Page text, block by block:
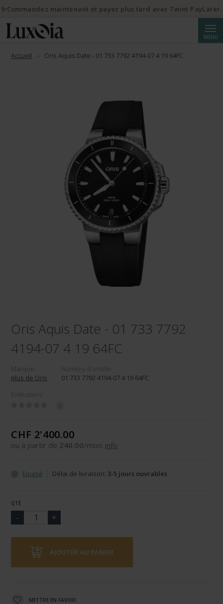
MENU
Accueil Oris Aquis Date - 01 733 7792 4194-07 4 19 64FC
Oris Aquis Date - 01 733 7792
4194-07 4 19 64FC
plus de Oris
01 733 7792 4194-07 4 19 64FC
CHF 2'400.00
ou à partir de 240.00/mois info
Epuisé Délai de livraison: 3-5 jours ouvrables
QTÉ
AJOUTER AU PANIER
METTRE EN FAVORI
✨Commandez maintenant et payez plus tard avec Twint PayLater.